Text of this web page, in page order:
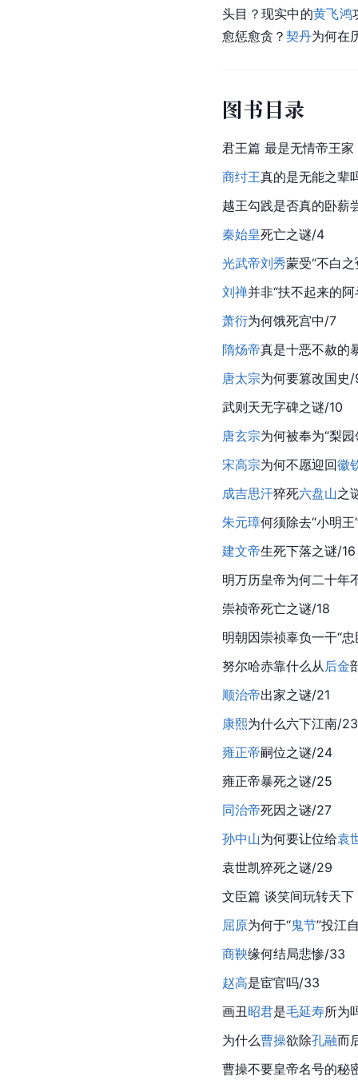
头目？现实中的黄飞鸿
愈惩愈贪？ 契丹为何在
图书目录
君王篇 最是无情帝王家
商纣王真的是无能之辈
越王勾践是否真的卧薪
秦始皇死亡之谜/4
光武帝刘秀蒙受“不白之
刘禅并非“扶不起来的阿
萧衍为何饿死宫中/7
隋炀帝真是十恶不赦的
唐太宗为何要篡改国史
武则天无字碑之谜/10
唐玄宗为何被奉为“梨园
宋高宗为何不愿迎回徽
成吉思汗猝死六盘山之
朱元璋何须除去“小明王
建文帝生死下落之谜/16
明万历皇帝为何二十年
崇祯帝死亡之谜/18
明朝因崇祯辜负一干“
努尔哈赤靠什么从 后金
顺治帝出家之谜/21
康熙为什么六下江南/23
雍正帝嗣位之谜/24
雍正帝暴死之谜/25
同治帝死因之谜/27
孙中山为何要让位给袁
袁世凯猝死之谜/29
文臣篇 谈笑间玩转天下
屈原为何于“鬼节”投江
商鞅缘何结局悲惨/33
赵高是宦官吗/33
画丑 昭君是毛延寿所为
为什么曹操欲除孔融而
曹操不要皇帝名号的秘